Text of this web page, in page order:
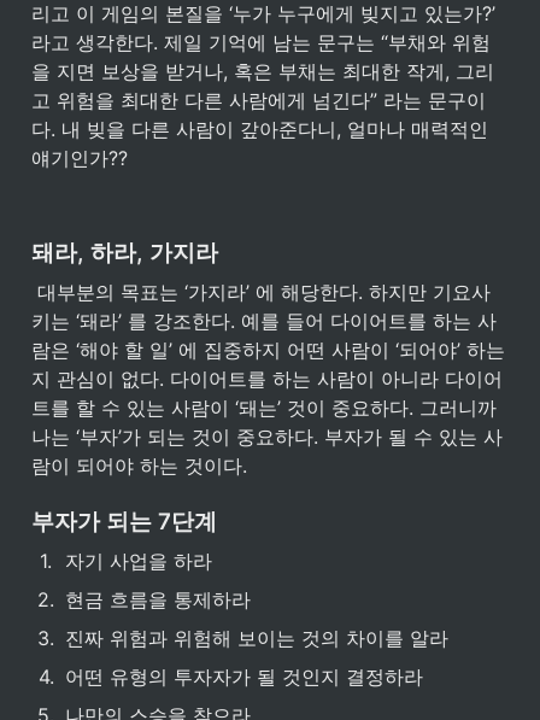
리고 이 게임의 본질을 ‘누가 누구에게 빚지고 있는가?’
라고 생각한다. 제일 기억에 남는 문구는 “부채와 위험
을 지면 보상을 받거나, 혹은 부채는 최대한 작게, 그리
고 위험을 최대한 다른 사람에게 넘긴다” 라는 문구이
다. 내 빚을 다른 사람이 갚아준다니, 얼마나 매력적인
얘기인가??
돼라, 하라, 가지라
키는 ‘돼라’ 를 강조한다. 예를 들어 다이어트를 하는 사
람은 ‘해야 할 일’ 에 집중하지 어떤 사람이 ‘되어야’ 하는
지 관심이 없다. 다이어트를 하는 사람이 아니라 다이어
트를 할 수 있는 사람이 ‘돼는’ 것이 중요하다. 그러니까
나는 ‘부자’가 되는 것이 중요하다. 부자가 될 수 있는 사
람이 되어야 하는 것이다.
부자가 되는 7단계
1.
자기 사업을 하라
2. 현금 흐름을 통제하라
3. 진짜 위험과 위험해 보이는 것의 차이를 알라
4. 어떤 유형의 투자자가 될 것인지 결정하라
5. 나만의 스승을 찾으라